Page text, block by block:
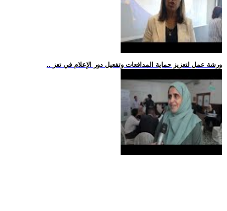
.. ورشة عمل لتعزيز حماية المدافعات وتفعيل دور الإعلام في تعز